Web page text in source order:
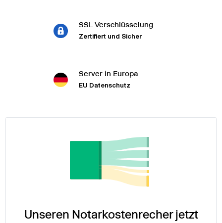
SSL Verschlüsselung
Zertifiert und Sicher
Server in Europa
EU Datenschutz
Unseren Notarkostenrecher jetzt